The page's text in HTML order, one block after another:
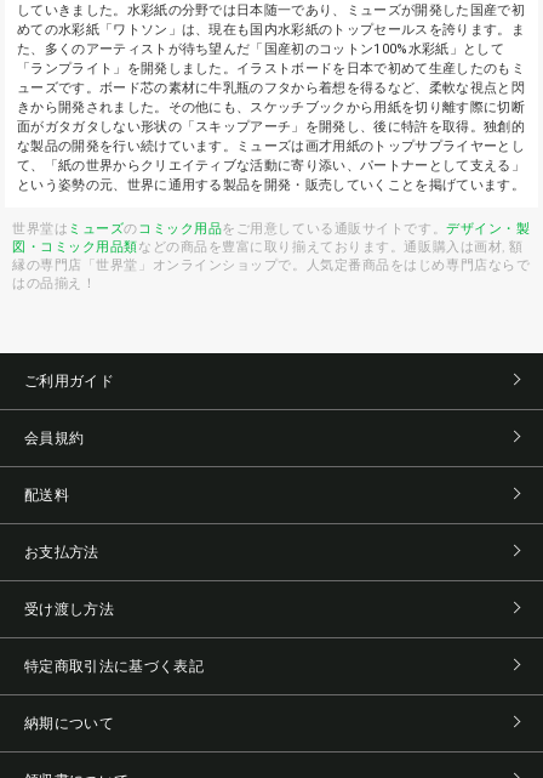
していきました。水彩紙の分野では日本随一であり、ミューズが開発した国産で初
めての水彩紙「ワトソン」は、現在も国内水彩紙のトップセールスを誇ります。ま
た、多くのアーティストが待ち望んだ「国産初のコットン100%水彩紙」として
「ランプライト」を開発しました。イラストボードを日本で初めて生産したのもミ
ューズです。ボード芯の素材に牛乳瓶のフタから着想を得るなど、柔軟な視点と閃
きから開発されました。その他にも、スケッチブックから用紙を切り離す際に切断
面がガタガタしない形状の「スキップアーチ」を開発し、後に特許を取得。独創的
な製品の開発を行い続けています。ミューズは画才用紙のトップサプライヤーとし
て、「紙の世界からクリエイティブな活動に寄り添い、パートナーとして支える」
という姿勢の元、世界に通用する製品を開発・販売していくことを掲げています。
世界堂は ミューズのコミック用品をご用意している通販サイトです。デザイン・製
図・コミック用品類などの商品を豊富に取り揃えております。通販購入は画材, 額
縁の専門店「世界堂」オンラインショップで。人気定番商品をはじめ専門店ならで
はの品揃え！
ご利用ガイド
会員規約
配送料
お支払方法
受け渡し方法
特定商取引法に基づく表記
納期について